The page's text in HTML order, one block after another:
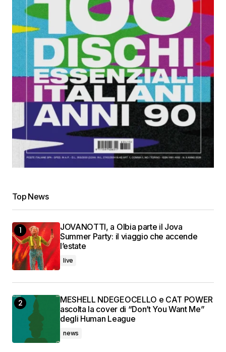
Top News
JOVANOTTI, a Olbia parte il Jova
Summer Party: il viaggio che accende
l’estate
live
MESHELL NDEGEOCELLO e CAT POWER
ascolta la cover di “Don’t You Want Me”
degli Human League
news